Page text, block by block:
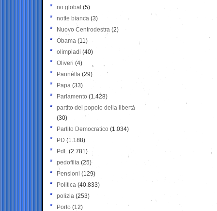
no global (5)
notte bianca (3)
Nuovo Centrodestra (2)
Obama (11)
olimpiadi (40)
Oliveri (4)
Pannella (29)
Papa (33)
Parlamento (1.428)
partito del popolo della libertà
(30)
Partito Democratico (1.034)
PD (1.188)
PdL (2.781)
pedofilia (25)
Pensioni (129)
Politica (40.833)
polizia (253)
Porto (12)